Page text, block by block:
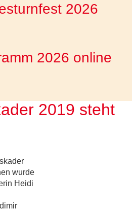
2026
2026 online
2019 steht
wurde
Heidi